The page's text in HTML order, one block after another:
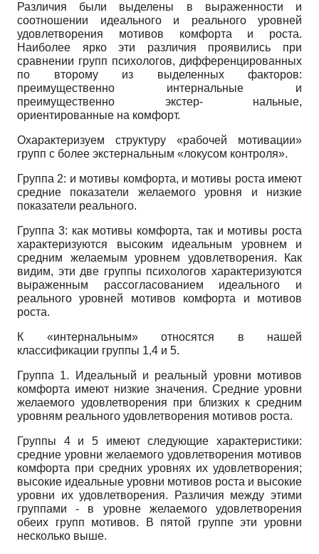
Различия были выделены в выраженности и
соотношении идеального и реального уровней
удовлетворения мотивов комфорта и роста.
Наиболее ярко эти различия проявились при
сравнении групп психологов, дифференцированных
по второму из выделенных факторов:
преимущественно интернальные и
преимущественно экстер- нальные,
ориентированные на комфорт.
Охарактеризуем структуру «рабочей мотивации»
групп с более экстернальным «локусом контроля».
Группа 2: и мотивы комфорта, и мотивы роста имеют
средние показатели желаемого уровня и низкие
показатели реального.
Группа 3: как мотивы комфорта, так и мотивы роста
характеризуются высоким идеальным уровнем и
средним желаемым уровнем удовлетворения. Как
видим, эти две группы психологов характеризуются
выраженным рассогласованием идеального и
реального уровней мотивов комфорта и мотивов
роста.
К «интернальным» относятся в нашей
классификации группы 1,4 и 5.
Группа 1. Идеальный и реальный уровни мотивов
комфорта имеют низкие значения. Средние уровни
желаемого удовлетворения при близких к средним
уровням реального удовлетворения мотивов роста.
Группы 4 и 5 имеют следующие характеристики:
средние уровни желаемого удовлетворения мотивов
комфорта при средних уровнях их удовлетворения;
высокие идеальные уровни мотивов роста и высокие
уровни их удовлетворения. Различия между этими
группами - в уровне желаемого удовлетворения
обеих групп мотивов. В пятой группе эти уровни
несколько выше.